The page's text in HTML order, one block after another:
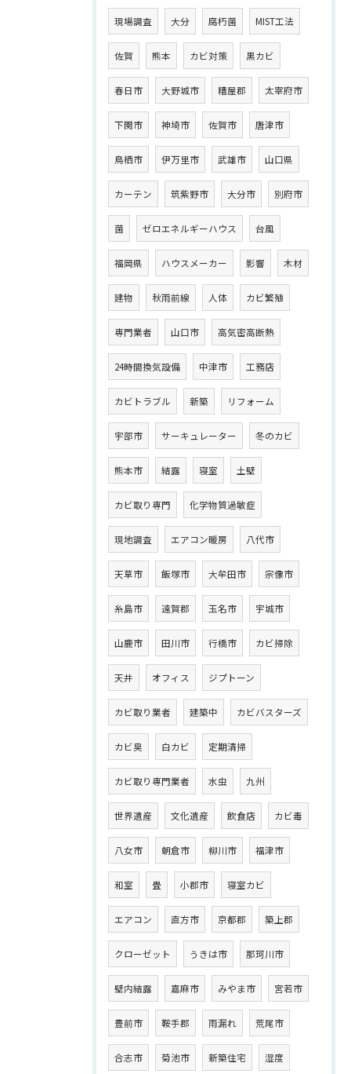
現場調査 大分 腐朽菌 MIST工法
佐賀 熊本 カビ対策 黒カビ
春日市 大野城市 糟屋郡 太宰府市
下関市 神埼市 佐賀市 唐津市
鳥栖市 伊万里市 武雄市 山口県
カーテン 筑紫野市 大分市 別府市
菌 ゼロエネルギーハウス 台風
福岡県 ハウスメーカー 影響 木材
建物 秋雨前線 人体 カビ繁殖
専門業者 山口市 高気密高断熱
24時間換気設備 中津市 工務店
カビトラブル 新築 リフォーム
宇部市 サーキュレーター 冬のカビ
熊本市 結露 寝室 土壁
カビ取り専門 化学物質過敏症
現地調査 エアコン暖房 八代市
天草市 飯塚市 大牟田市 宗像市
糸島市 遠賀郡 玉名市 宇城市
山鹿市 田川市 行橋市 カビ掃除
天井 オフィス ジプトーン
カビ取り業者 建築中 カビバスターズ
カビ臭 白カビ 定期清掃
カビ取り専門業者 水虫 九州
世界遺産 文化遺産 飲食店 カビ毒
八女市 朝倉市 柳川市 福津市
和室 畳 小郡市 寝室カビ
エアコン 直方市 京都郡 築上郡
クローゼット うきは市 那珂川市
壁内結露 嘉麻市 みやま市 宮若市
豊前市 鞍手郡 雨漏れ 荒尾市
合志市 菊池市 新築住宅 湿度